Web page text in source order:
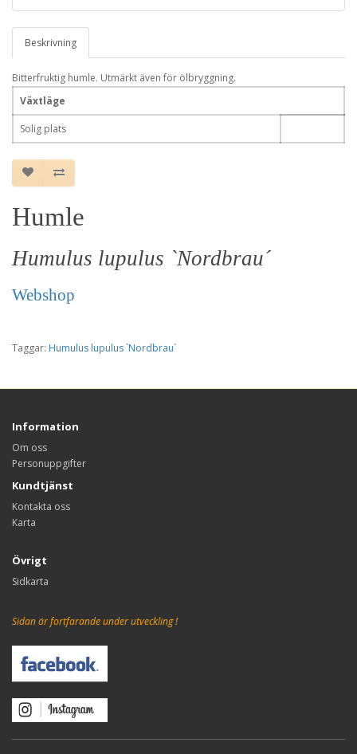
Beskrivning
Bitterfruktig humle. Utmärkt även för ölbryggning.
Växtläge
Solig plats
Humle
Humulus lupulus `Nordbrau´
Webshop
Taggar: Humulus lupulus `Nordbrau´
Information
Om oss
Personuppgifter
Kundtjänst
Kontakta oss
Karta
Övrigt
Sidkarta
Sidan är fortfarande under utveckling !